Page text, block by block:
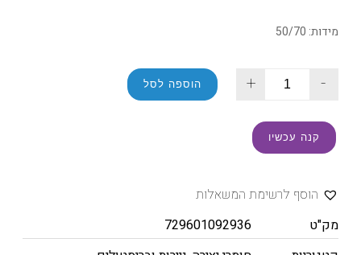
מידות: 50/70
-
+ הוספה לסל
קנה עכשיו
הוסף לרשימת המשאלות
מק"ט
729601092936